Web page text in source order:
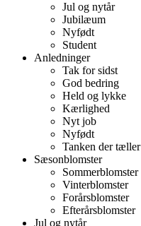
Jul og nytår
Jubilæum
Nyfødt
Student
Anledninger
Tak for sidst
God bedring
Held og lykke
Kærlighed
Nyt job
Nyfødt
Tanken der tæller
Sæsonblomster
Sommerblomster
Vinterblomster
Forårsblomster
Efterårsblomster
Jul og nytår